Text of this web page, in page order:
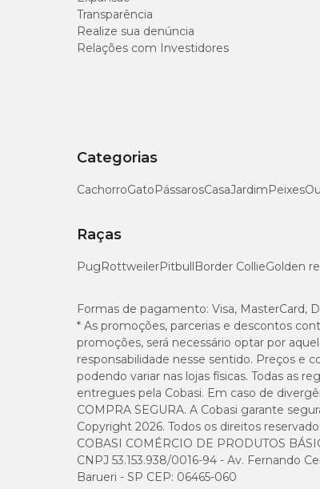
Osaponáceoelimina sujeiras de maneira
cuidado durante o manejo. Inclusive, use
superfícies, materiais e móveis que você
Não se esqueça de manter todos os
Na Cobasi, você encontra diversos
garantiracessóriospara auxiliar suas
Transparência
Realize sua denúncia
Relações com Investidores
Categorias
CachorroGatoPássarosCasaJardimPeixes
Raças
PugRottweilerPitbullBorder CollieGolden
Formas de pagamento: Visa, MasterCard,
* As promoções, parcerias e descontos
promoções, será necessário optar por
responsabilidade nesse sentido. Preços e
podendo variar nas lojas físicas. Todas as
entregues pela Cobasi. Em caso de
COMPRA SEGURA. A Cobasi garante
Copyright 2026. Todos os direitos
COBASI COMÉRCIO DE PRODUTOS
CNPJ 53.153.938/0016-94 - Av. Fernando
Barueri - SP CEP: 06465-060